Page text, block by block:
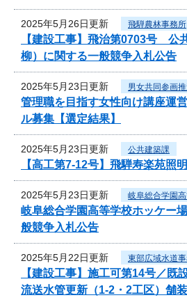
2025年5月26日更新 飛騨農林事務所
【建設工事】飛治第0703号
柳）に関する一般競争入札公告
2025年5月23日更新 男女共同参画
管理職を目指す女性向け講座運
ル募集【選定結果】
2025年5月23日更新 公共建築課
【高工第7-12号】飛騨寿楽苑照
2025年5月23日更新 岐阜総合学園
岐阜総合学園高等学校ホッケー
般競争入札公告
2025年5月22日更新 東部広域水道
【建設工事】施工可第14号／
流送水管更新（1-2・2工区）舗